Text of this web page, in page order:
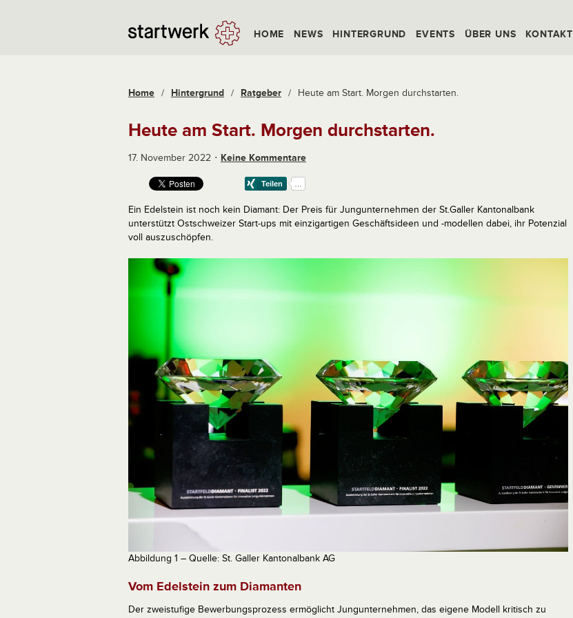
HOME NEWS HINTERGRUND EVENTS ÜBER UNS KONTAKT
Home / Hintergrund / Ratgeber / Heute am Start. Morgen durchstarten.
Heute am Start. Morgen durchstarten.
17. November 2022 Keine Kommentare
Ein Edelstein ist noch kein Diamant: Der Preis für Jungunternehmen der St.Galler Kantonalbank
unterstützt Ostschweizer Start-ups mit einzigartigen Geschäftsideen und -modellen dabei, ihr Potenzial
voll auszuschöpfen.
Abbildung 1 – Quelle: St. Galler Kantonalbank AG
Vom Edelstein zum Diamanten
Der zweistufige Bewerbungsprozess ermöglicht Jungunternehmen, das eigene Modell kritisch zu